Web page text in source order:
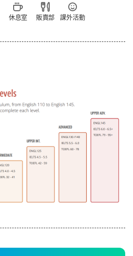
休息室 販賣部 課外活動